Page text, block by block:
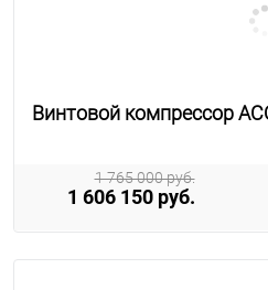
Винтовой компрессор
1 606 150 руб.
1 765 000 руб.